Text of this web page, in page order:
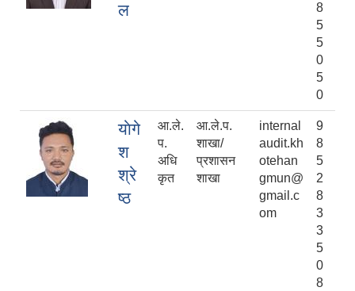
ल
8
5
5
0
5
0
याेगे
श
श्रे
ष्ठ
आ.ले.
प.
अधि
कृत
आ.ले.प.
शाखा/
प्रशासन
शाखा
internal
audit.kh
otehan
gmun@
gmail.c
om
9
8
5
2
8
3
3
5
0
8